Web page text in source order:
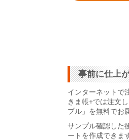
事前に仕上
インターネットで
きま帳+では注文
プル」を無料でお
サンプル確認した
ートを作成できま